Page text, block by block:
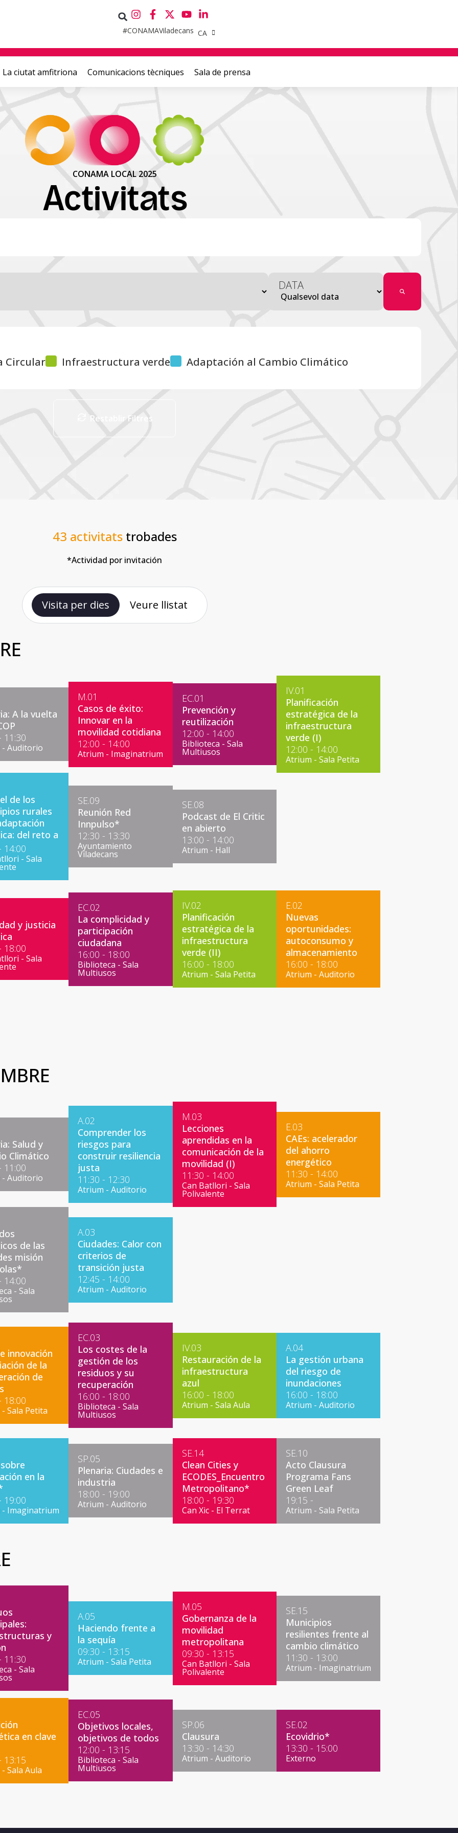
#CONAMAViladecans CA
La ciutat amfitriona Comunicacions tècniques Sala de prensa
CONAMA LOCAL 2025
Activitats
DATA
Circular Infraestructura verde
Adaptación al Cambio Climático
Restablir Filtres
43 activitatstrobades
*Actividad por invitación
Visita per dies Veure llistat
A la vuelta
11:30
Auditorio
M.01
Casos de éxito:
Innovar en la
movilidad cotidiana
12:00 - 14:00
Atrium - Imaginatrium
EC.01
Prevención y
reutilización
12:00 - 14:00
Biblioteca - Sala
Multiusos
IV.01
Planificación
estratégica de la
infraestructura
verde (I)
12:00 - 14:00
Atrium - Sala Petita
de los
rurales
del reto a
14:00
- Sala
SE.09
Reunión Red
Innpulso*
12:30 - 13:30
Ayuntamiento
Viladecans
SE.08
Podcast de El Critic
en abierto
13:00 - 14:00
Atrium - Hall
y justicia
18:00
- Sala
EC.02
La complicidad y
participación
ciudadana
16:00 - 18:00
Biblioteca - Sala
Multiusos
IV.02
Planificación
estratégica de la
infraestructura
verde (II)
16:00 - 18:00
Atrium - Sala Petita
E.02
Nuevas
oportunidades:
autoconsumo y
almacenamiento
16:00 - 18:00
Atrium - Auditorio
Salud y
Climático
11:00
Auditorio
A.02
Comprender los
riesgos para
construir resiliencia
justa
11:30 - 12:30
Atrium - Auditorio
M.03
Lecciones
aprendidas en la
comunicación de la
movilidad (I)
11:30 - 14:00
Can Batllori - Sala
Polivalente
E.03
CAEs: acelerador
del ahorro
energético
11:30 - 14:00
Atrium - Sala Petita
de las
misión
14:00
- Sala
A.03
Ciudades: Calor con
criterios de
transición justa
12:45 - 14:00
Atrium - Auditorio
innovación
de la
de
18:00
Sala Petita
EC.03
Los costes de la
gestión de los
residuos y su
recuperación
16:00 - 18:00
Biblioteca - Sala
Multiusos
IV.03
Restauración de la
infraestructura
azul
16:00 - 18:00
Atrium - Sala Aula
A.04
La gestión urbana
del riesgo de
inundaciones
16:00 - 18:00
Atrium - Auditorio
en la
19:00
Imaginatrium
SP.05
Plenaria: Ciudades e
industria
18:00 - 19:00
Atrium - Auditorio
SE.14
Clean Cities y
ECODES_Encuentro
Metropolitano*
18:00 - 19:30
Can Xic - El Terrat
SE.10
Acto Clausura
Programa Fans
Green Leaf
19:15 -
Atrium - Sala Petita
y
11:30
- Sala
A.05
Haciendo frente a
la sequía
09:30 - 13:15
Atrium - Sala Petita
M.05
Gobernanza de la
movilidad
metropolitana
09:30 - 13:15
Can Batllori - Sala
Polivalente
SE.15
Municipios
resilientes frente al
cambio climático
11:30 - 13:00
Atrium - Imaginatrium
en clave
13:15
Sala Aula
EC.05
Objetivos locales,
objetivos de todos
12:00 - 13:15
Biblioteca - Sala
Multiusos
SP.06
Clausura
13:30 - 14:30
Atrium - Auditorio
SE.02
Ecovidrio*
13:30 - 15:00
Externo